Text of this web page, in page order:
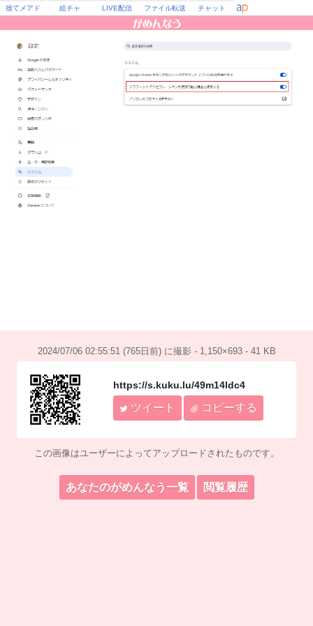
捨てメアド 絵チャ LIVE配信 ファイル転送 チャット
2024/07/06 02:55:51 (765日前) に撮影 - 1,150×693 - 41 KB
https://s.kuku.lu/49m14ldc4
ツイート コピーする
この画像はユーザーによってアップロードされたものです。
あなたのがめんなう一覧 閲覧履歴